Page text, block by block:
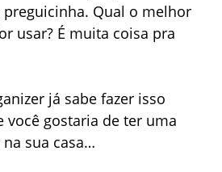
preguicinha. Qual o melhor
usar? É muita coisa pra
já sabe fazer isso
gostaria de ter uma
sua casa…